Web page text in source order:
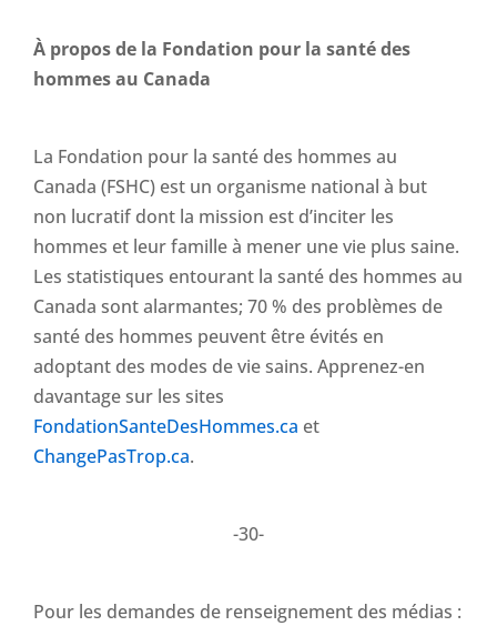
À propos de la Fondation pour la santé des
hommes au Canada
La Fondation pour la santé des hommes au
Canada (FSHC) est un organisme national à but
non lucratif dont la mission est d’inciter les
hommes et leur famille à mener une vie plus saine.
Les statistiques entourant la santé des hommes au
Canada sont alarmantes; 70 % des problèmes de
santé des hommes peuvent être évités en
adoptant des modes de vie sains. Apprenez-en
davantage sur les sites
FondationSanteDesHommes.ca et
ChangePasTrop.ca.
-30-
Pour les demandes de renseignement des médias :